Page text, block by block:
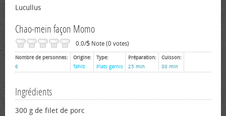
Lucullus
Chao-mein façon Momo
0.0/5 Note (0 votes)
Nombre de personnes:
6
Origine:
Tahiti
Type:
Plats garnis
Préparation:
25 min
Cuisson:
30 min
Ingrédients
300 g de filet de porc